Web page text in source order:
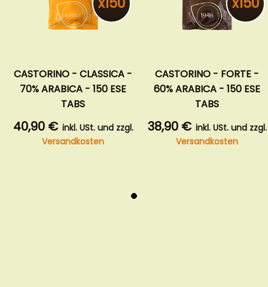
CASTORINO - CLASSICA -
70% ARABICA - 150 ESE
TABS
40,90 € inkl. USt. und zzgl.
Versandkosten
CASTORINO - FORTE -
60% ARABICA - 150 ESE
TABS
38,90 € inkl. USt. und zzgl.
Versandkosten